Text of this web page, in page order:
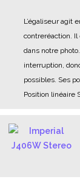
L’égaliseur agit
contreréaction.
dans notre
interruption,
possibles. Ses
Position linéaire